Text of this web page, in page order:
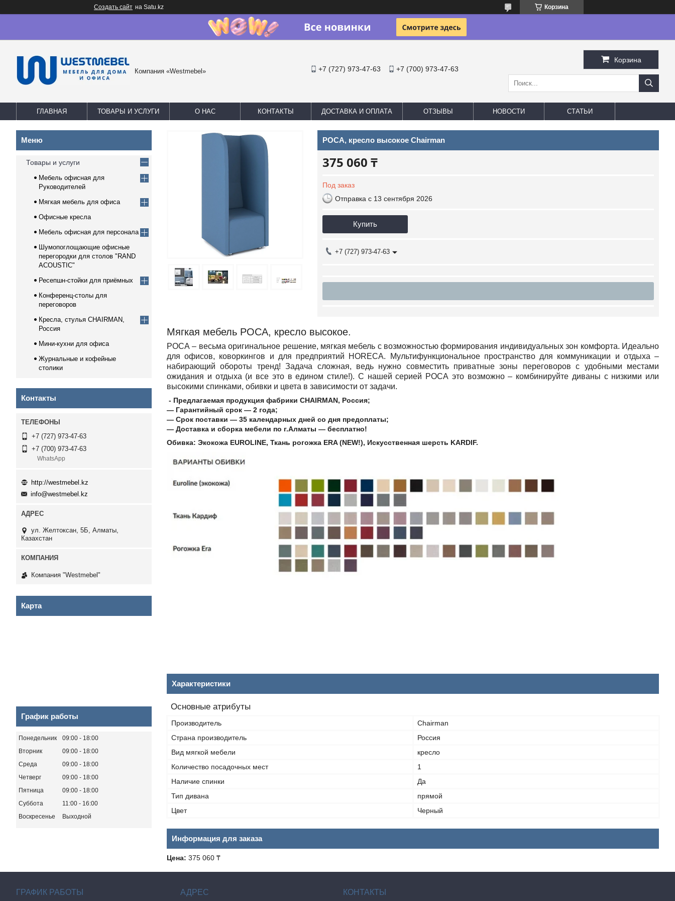
Создать сайт на Satu.kz Корзина
Компания «Westmebel» +7 (727) 973-47-63 +7 (700) 973-47-63
Корзина
ГЛАВНАЯ ТОВАРЫ И УСЛУГИ О НАС КОНТАКТЫ ДОСТАВКА И ОПЛАТА ОТЗЫВЫ НОВОСТИ СТАТЬИ
РОСА, кресло высокое Chairman
375 060 ₸
Под заказ
Отправка с 13 сентября 2026
Купить
+7 (727) 973-47-63
Мягкая мебель РОСА, кресло высокое.
РОСА – весьма оригинальное решение, мягкая мебель с возможностью формирования индивидуальных зон комфорта. Идеально
для офисов, коворкингов и для предприятий HORECA. Мультифункциональное пространство для коммуникации и отдыха –
набирающий обороты тренд! Задача сложная, ведь нужно совместить приватные зоны переговоров с удобными местами
ожидания и отдыха (и все это в едином стиле!). С нашей серией РОСА это возможно – комбинируйте диваны с низкими или
высокими спинками, обивки и цвета в зависимости от задачи.
- Предлагаемая продукция фабрики CHAIRMAN, Россия;
― Гарантийный срок ― 2 года;
― Срок поставки ― 35 календарных дней со дня предоплаты;
― Доставка и сборка мебели по г.Алматы ― бесплатно!
Обивка: Экокожа EUROLINE, Ткань рогожка ERA (NEW!), Искусственная шерсть KARDIF.
Характеристики
Основные атрибуты
Производитель
Chairman
Страна производитель
Россия
Вид мягкой мебели
кресло
Количество посадочных мест
1
Наличие спинки
Да
Тип дивана
прямой
Цвет
Черный
Информация для заказа
Цена: 375 060 ₸
Товары и услуги
Мебель офисная для
Руководителей
Мягкая мебель для офиса
Офисные кресла
Мебель офисная для персонала
Шумопоглощающие офисные
перегородки для столов "RAND
ACOUSTIC"
Ресепшн-стойки для приёмных
Конференц-столы для
переговоров
Кресла, стулья CHAIRMAN,
Россия
Мини-кухни для офиса
Журнальные и кофейные
столики
Контакты
+7 (727) 973-47-63
+7 (700) 973-47-63
WhatsApp
http://westmebel.kz
info@westmebel.kz
ул. Желтоксан, 5Б, Алматы,
Казахстан
Компания "Westmebel"
Карта
График работы
Понедельник 09:00
18:00
Вторник
09:00
18:00
Среда
09:00
18:00
Четверг
09:00
18:00
Пятница
09:00
18:00
Суббота
11:00
16:00
Воскресенье
Выходной
ГРАФИК РАБОТЫ